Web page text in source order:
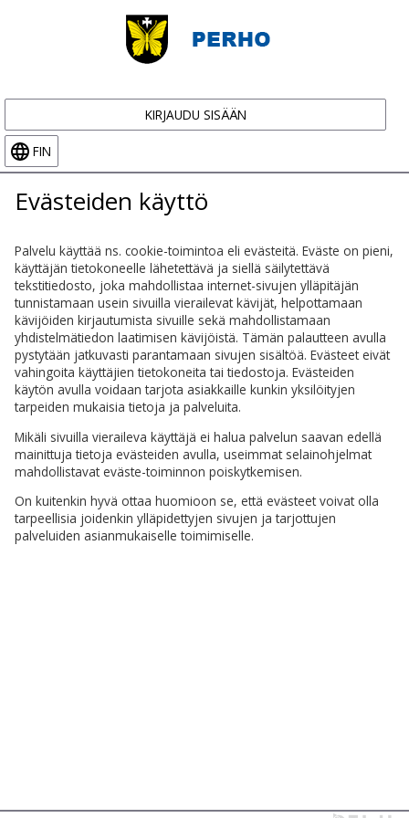
KIRJAUDU SISÄÄN
FIN
Evästeiden käyttö
Palvelu käyttää ns. cookie-toimintoa eli evästeitä. Eväste on pieni,
käyttäjän tietokoneelle lähetettävä ja siellä säilytettävä
tekstitiedosto, joka mahdollistaa internet-sivujen ylläpitäjän
tunnistamaan usein sivuilla vierailevat kävijät, helpottamaan
kävijöiden kirjautumista sivuille sekä mahdollistamaan
yhdistelmätiedon laatimisen kävijöistä. Tämän palautteen avulla
pystytään jatkuvasti parantamaan sivujen sisältöä. Evästeet eivät
vahingoita käyttäjien tietokoneita tai tiedostoja. Evästeiden
käytön avulla voidaan tarjota asiakkaille kunkin yksilöityjen
tarpeiden mukaisia tietoja ja palveluita.
Mikäli sivuilla vieraileva käyttäjä ei halua palvelun saavan edellä
mainittuja tietoja evästeiden avulla, useimmat selainohjelmat
mahdollistavat eväste-toiminnon poiskytkemisen.
On kuitenkin hyvä ottaa huomioon se, että evästeet voivat olla
tarpeellisia joidenkin ylläpidettyjen sivujen ja tarjottujen
palveluiden asianmukaiselle toimimiselle.